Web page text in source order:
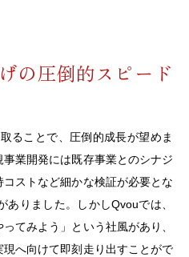
の圧倒的スピード
ることで、圧倒的成長が望めま
業開発には既存事業とのシナジ
ストなど細かな検証が必要とな
ありました。しかしQvouでは、
てみよう」という社風があり、
へ向けて即刻走り出すことがで